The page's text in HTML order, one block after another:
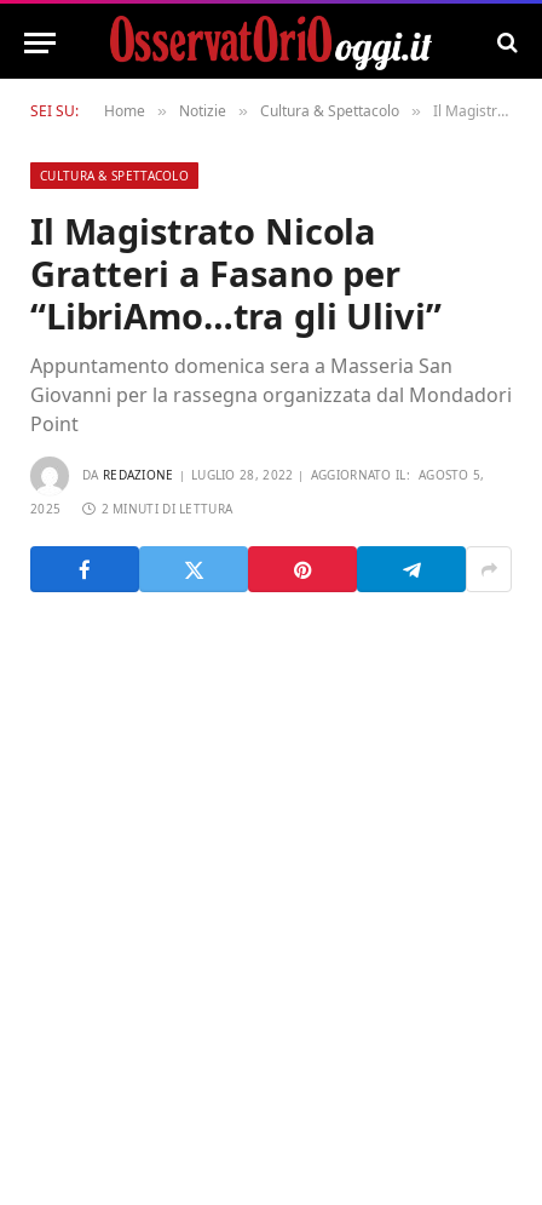
SEI SU: Home » Notizie » Cultura & Spettacolo » Il Magistrato Nicola Gratteri a Fasano per “LibriAmo…tra gli Ulivi”
CULTURA & SPETTACOLO
Il Magistrato Nicola
Gratteri a Fasano per
“LibriAmo…tra gli Ulivi”
Appuntamento domenica sera a Masseria San
Giovanni per la rassegna organizzata dal Mondadori
Point
DA REDAZIONE LUGLIO 28, 2022 AGGIORNATO IL: AGOSTO 5,
2025 2 MINUTI DI LETTURA